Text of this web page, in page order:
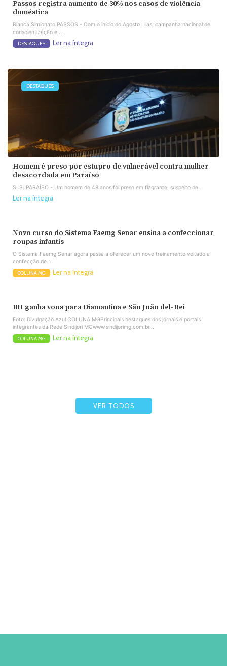
Passos registra aumento de 30% nos casos de violência
doméstica
Bianca Simionato PASSOS - Com o início do Agosto Lilás, campanha nacional de
conscientização e...
DESTAQUES Ler na íntegra
DESTAQUES
Homem é preso por estupro de vulnerável contra mulher
desacordada em Paraíso
S. S. PARAÍSO - Um homem de 48 anos foi preso em flagrante, suspeito de...
Ler na íntegra
Novo curso do Sistema Faemg Senar ensina a confeccionar
roupas infantis
O Sistema Faemg Senar agora passa a oferecer um novo treinamento voltado à
confecção de...
COLUNA MG Ler na íntegra
BH ganha voos para Diamantina e São João del-Rei
Foto: Divulgação Azul COLUNA MGPrincipais destaques dos jornais e portais
integrantes da Rede Sindijori MGwww.sindijorimg.com.br...
COLUNA MG Ler na íntegra
VER TODOS